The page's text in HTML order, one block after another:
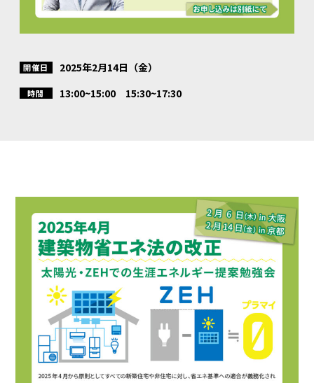
開催日 2025年2月14日（金）
時間 13:00~15:00 15:30~17:30